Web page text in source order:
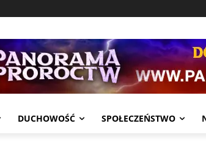
DUCHOWOŚĆ SPOŁECZEŃSTWO